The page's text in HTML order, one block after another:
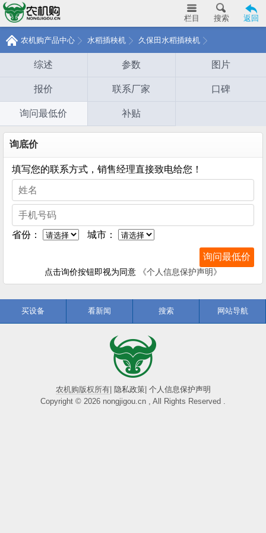
返回
搜索
栏目
农机购产品中心 水稻插秧机 久保田水稻插秧机
综述 参数 图片
报价 联系厂家 口碑
询问最低价 补贴
询底价
填写您的联系方式，销售经理直接致电给您！
省份： 城市：
点击询价按钮即视为同意 《个人信息保护声明》
买设备 看新闻 搜索 网站导航
农机购版权所有| 隐私政策| 个人信息保护声明
Copyright © 2026 nongjigou.cn , All Rights Reserved .